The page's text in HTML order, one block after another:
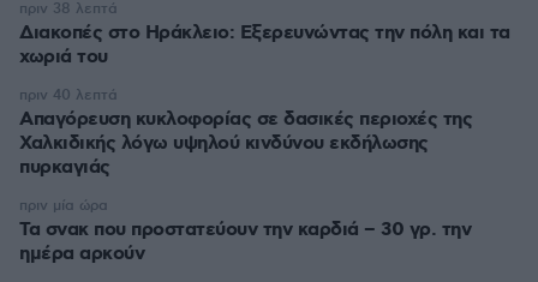
Διακοπές στο Ηράκλειο: Εξερευνώντας την πόλη και τα
χωριά του
πριν 38 λεπτά
Απαγόρευση κυκλοφορίας σε δασικές περιοχές της
Χαλκιδικής λόγω υψηλού κινδύνου εκδήλωσης
πυρκαγιάς
πριν 40 λεπτά
Τα σνακ που προστατεύουν την καρδιά – 30 γρ. την
ημέρα αρκούν
πριν μία ώρα